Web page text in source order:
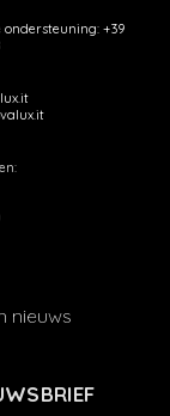
ondersteuning: +39
nieuws